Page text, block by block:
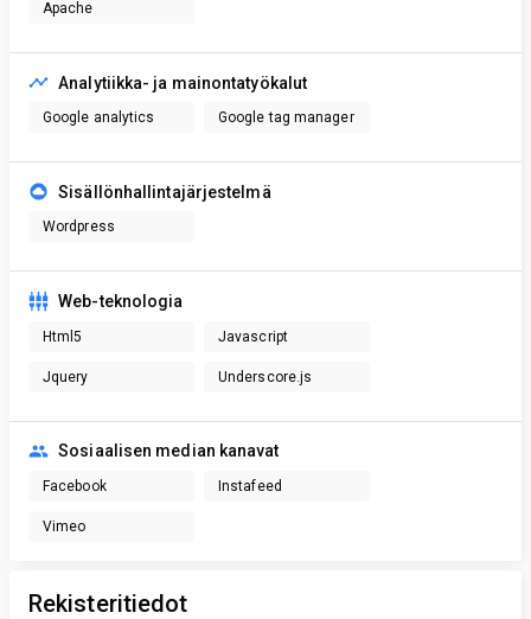
Apache
Analytiikka- ja mainontatyökalut
Google analytics Google tag manager
Sisällönhallintajärjestelmä
Wordpress
Web-teknologia
Html5 Javascript
Jquery Underscore.js
Sosiaalisen median kanavat
Facebook Instafeed
Vimeo
Rekisteritiedot